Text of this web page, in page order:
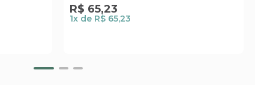
R$ 65,23
1x de R$ 65,23